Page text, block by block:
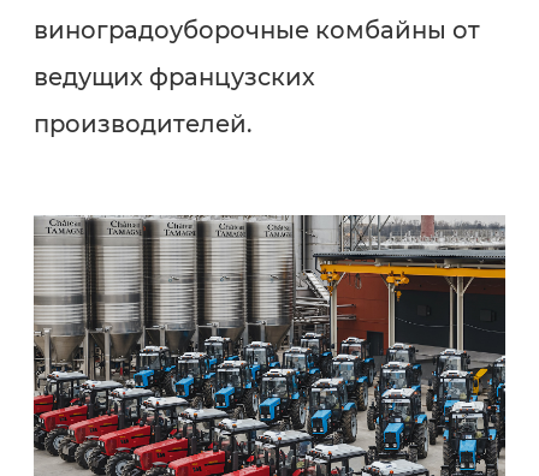
виноградоуборочные комбайны от
ведущих французских
производителей.